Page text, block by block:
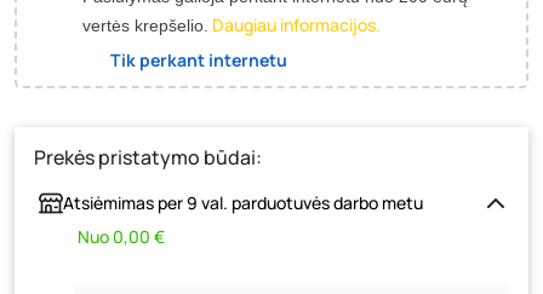
vertės krepšelio. Daugiau informacijos.
Tik perkant internetu
Prekės pristatymo būdai:
Atsiėmimas per 9 val. parduotuvės darbo metu
Nuo 0,00 €